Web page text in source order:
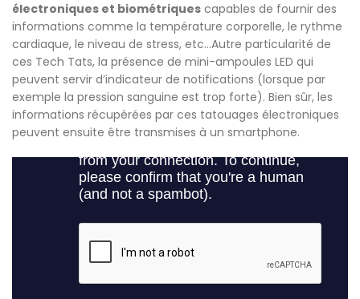
électroniques et biométriques capables de fournir des
informations comme la température corporelle, le rythme
cardiaque, le niveau de stress, etc…Autre particularité de
ces Tech Tats, la présence de mini-ampoules LED qui
peuvent servir d’indicateur de notifications (lorsque par
exemple la pression sanguine est trop forte). Bien sûr, les
informations récupérées par ces tatouages électroniques
peuvent ensuite être transmises à un smartphone.